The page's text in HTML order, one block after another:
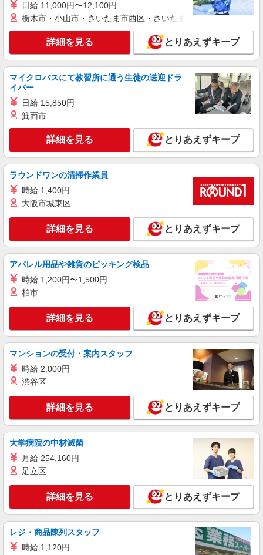
キープ 詳細を見る
株式会社魚国総本社
老人ホーム内厨房での調理師さん
日給月給250000円〜
（アルファリビング京都北山）京都府京都市北
キープ 詳細を見る
契約社員
株式会社魚国総本社
老人ホーム内厨房での調理員さん
区小山西玄似町35
キープ 詳細を見る
株式会社魚国総本社
シルバーホーム施設内での調理師さん
時給1,300円〜
京都府京都市北区衣笠赤阪町1
キープ 詳細を見る
正社員
調理責任者（病院での仕込み・調理・スタッフ
管理など責任者業務）
月給：265,000円〜 みなし残業代：42,090円
（30時間） ※みなし残業超過分別途支給 ※交通
費全額支給（規定有り） ※給与は経験・能力によ
り考慮します。 ※賞与年2回（金額は業績・成績
により変動） ※昇給年1回 ※試用期間3ヶ月（条
件変更なし）
医療法人明生会 賀茂病院 （京都府京都市北
キープ 詳細を見る
正社員
株式会社塩梅
調理責任者（病院での仕込み・調理・スタッフ
日給 11,000円〜12,100円
栃木市・小山市・さいたま市西区・さいたま市岩槻区・久喜市・
詳細を見る とりあえずキープ
マイクロバスにて教習所に通う生徒の送迎ドラ
イバー
日給 15,850円
箕面市
詳細を見る とりあえずキープ
ラウンドワンの清掃作業員
時給 1,400円
大阪市城東区
詳細を見る とりあえずキープ
アパレル用品や雑貨のピッキング検品
時給 1,200円〜1,500円
柏市
詳細を見る とりあえずキープ
マンションの受付・案内スタッフ
時給 2,000円
渋谷区
詳細を見る とりあえずキープ
大学病院の中材滅菌
月給 254,160円
足立区
詳細を見る とりあえずキープ
レジ・商品陳列スタッフ
時給 1,120円